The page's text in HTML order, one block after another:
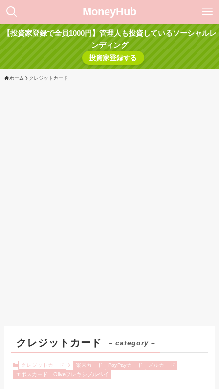
MoneyHub
【投資家登録で全員1000円】管理人も投資しているソーシャルレ
ンディング
投資家登録する
ホーム クレジットカード
クレジットカード – category –
クレジットカード 楽天カード PayPayカード
メルカード
エポスカード
Oliveフレキシブルペイ